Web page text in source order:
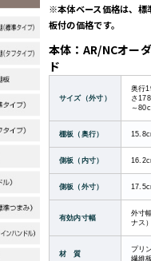
※本体ベース価格は、標
板付の価格です。
本体：AR/NCオー
ド
サイズ（外寸）
奥行
さ
～
棚板（奥行）
側板（内寸）
側板（外寸）
有効内寸幅
外寸
ナス
材 質
プリ
繊維板